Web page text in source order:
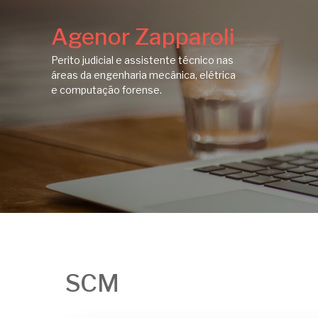
Agenor Zapparoli
Perito judicial e assistente técnico nas
áreas da engenharia mecânica, elétrica
e computação forense.
SCM